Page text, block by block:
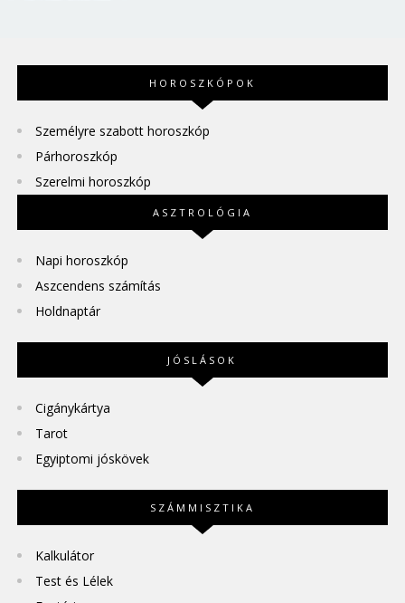
HOROSZKÓPOK
Személyre szabott horoszkóp
Párhoroszkóp
Szerelmi horoszkóp
ASZTROLÓGIA
Napi horoszkóp
Aszcendens számítás
Holdnaptár
JÓSLÁSOK
Cigánykártya
Tarot
Egyiptomi jóskövek
SZÁMMISZTIKA
Kalkulátor
Test és Lélek